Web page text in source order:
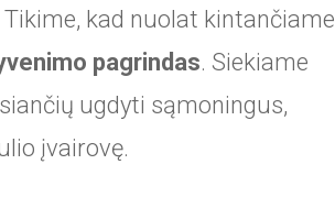
kad nuolat kintančiame
pagrindas. Siekiame
ugdyti sąmoningus,
įvairovę.